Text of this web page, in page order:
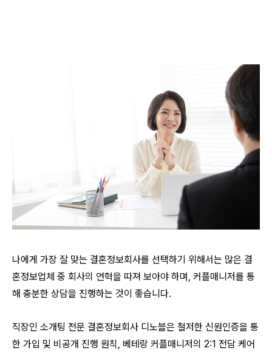
나에게 가장 잘 맞는 결혼정보회사를 선택하기 위해서는 많은 결
혼정보업체 중 회사의 연혁을 따져 보아야 하며, 커플매니저를 통
해 충분한 상담을 진행하는 것이 좋습니다.
직장인 소개팅 전문 결혼정보회사 디노블은 철저한 신원인증을 통
한 가입 및 비공개 진행 원칙, 베테랑 커플매니저의 2:1 전담 케어